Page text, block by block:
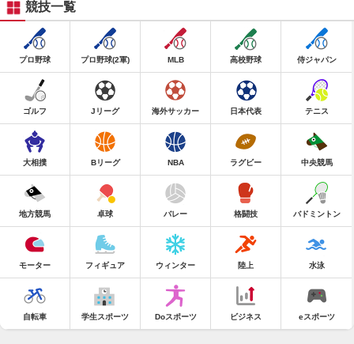
競技一覧
プロ野球 プロ野球(2軍) MLB 高校野球 侍ジャパン
ゴルフ Jリーグ 海外サッカー 日本代表 テニス
大相撲 Bリーグ NBA ラグビー 中央競馬
地方競馬 卓球 バレー 格闘技 バドミントン
モーター フィギュア ウィンター 陸上 水泳
自転車 学生スポーツ Doスポーツ ビジネス eスポーツ